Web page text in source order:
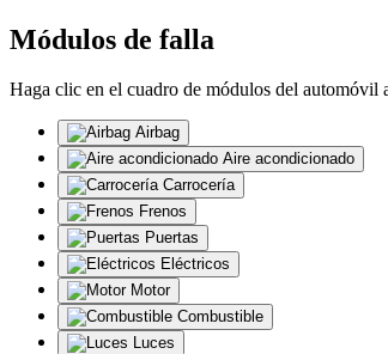
Módulos de falla
Haga clic en el cuadro de módulos del automóvil
Airbag
Aire acondicionado
Carrocería
Frenos
Puertas
Eléctricos
Motor
Combustible
Luces